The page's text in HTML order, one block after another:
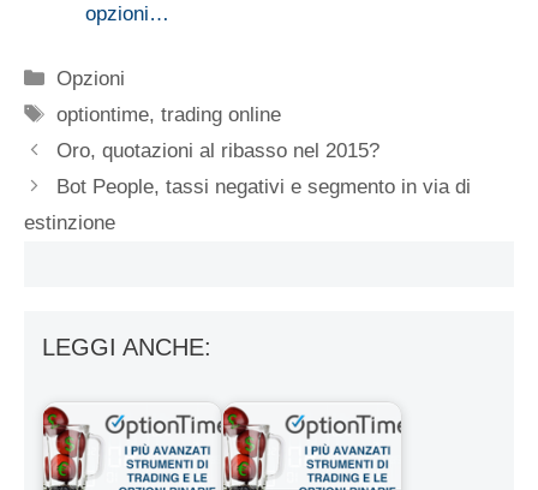
opzioni…
Categorie
Opzioni
Tag
optiontime,trading online
Oro, quotazioni al ribasso nel 2015?
Bot People, tassi negativi e segmento in via di
estinzione
LEGGI ANCHE: